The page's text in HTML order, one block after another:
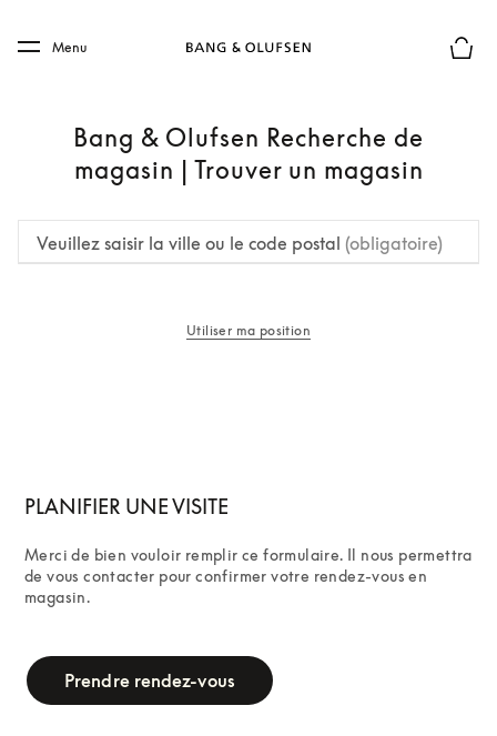
Skip to main footer
Menu
Bang & Olufsen Recherche de
magasin | Trouver un magasin
Veuillez saisir la ville ou le code postal (obligatoire)
Utiliser ma position
PLANIFIER UNE VISITE
Merci de bien vouloir remplir ce formulaire. Il nous permettra
de vous contacter pour confirmer votre rendez-vous en
magasin.
Prendre rendez-vous